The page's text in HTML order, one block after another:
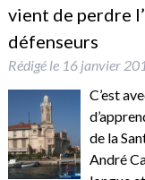
vient de perdre
défenseurs
Rédigé le 16 janvier
C’est
de la
André